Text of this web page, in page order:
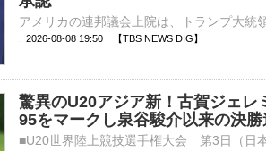
2026-08-08 19:50 【TBS NEWS DIG】
驚異のU20アジア新！古賀ジェレ
95をマークし泉谷駿介以来の決勝